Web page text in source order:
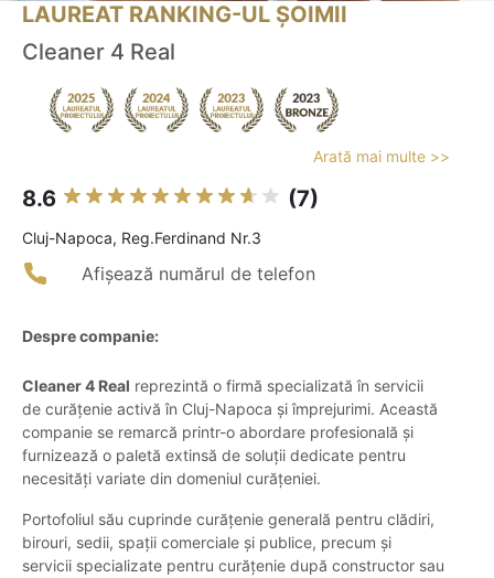
LAUREAT RANKING-UL ȘOIMII
Cleaner 4 Real
Arată mai multe >>
8.6 (7)
Cluj-Napoca, Reg.Ferdinand Nr.3
Afișează numărul de telefon
Despre companie:
Cleaner 4 Real reprezintă o firmă specializată în servicii
de curățenie activă în Cluj-Napoca și împrejurimi. Această
companie se remarcă printr-o abordare profesională și
furnizează o paletă extinsă de soluții dedicate pentru
necesități variate din domeniul curățeniei.
Portofoliul său cuprinde curățenie generală pentru clădiri,
birouri, sedii, spații comerciale și publice, precum și
servicii specializate pentru curățenie după constructor sau